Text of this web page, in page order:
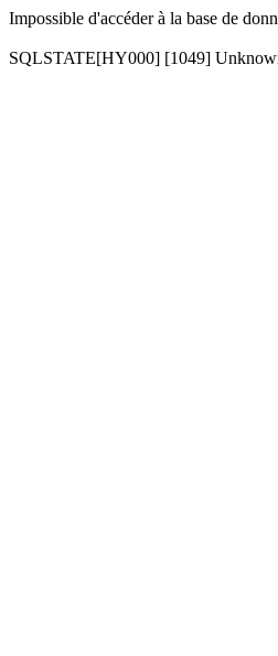
Impossible d'accéder à la base de
SQLSTATE[HY000] [1049]